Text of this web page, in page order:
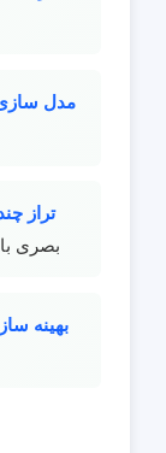
مدل
تراز
بصری
بهینه